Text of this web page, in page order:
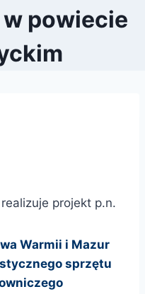
powiecie
projekt p.n.
Warmii i Mazur
sprzętu